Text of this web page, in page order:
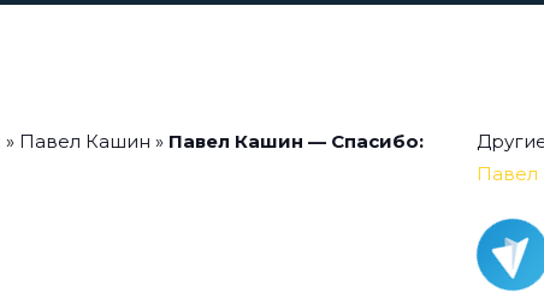
» Павел Кашин » Павел Кашин — Спасибо: